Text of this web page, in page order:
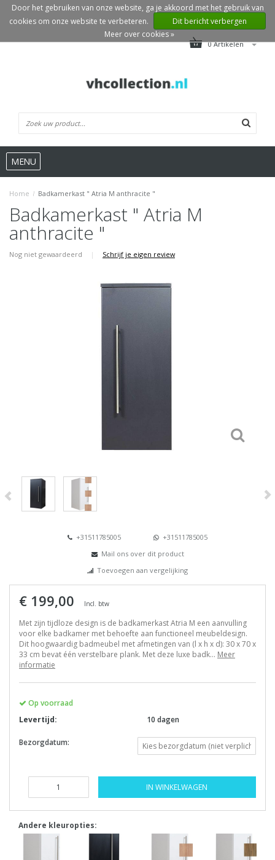
0 Artikelen
MENU
Home / Badkamerkast " Atria M anthracite "
Badkamerkast " Atria M
anthracite "
Nog niet gewaardeerd | Schrijf je eigen review
+31511785005
+31511785005
Mail ons over dit product
Toevoegen aan vergelijking
€ 199,00 Incl. btw
Met zijn tijdloze design is de badkamerkast Atria M een aanvulling
voor elke badkamer met behoefte aan functioneel meubeldesign.
Dit hoogwaardig badmeubel met afmetingen van (l x h x d): 30 x 70 x
33 cm bevat één verstelbare plank. Met deze luxe badk... Meer
informatie
Op voorraad
Levertijd:
10 dagen
Bezorgdatum:
IN WINKELWAGEN
Andere kleuropties:
Door het gebruiken van onze website, ga je akkoord met het gebruik van
cookies om onze website te verbeteren.
Dit bericht verbergen
Meer over cookies »